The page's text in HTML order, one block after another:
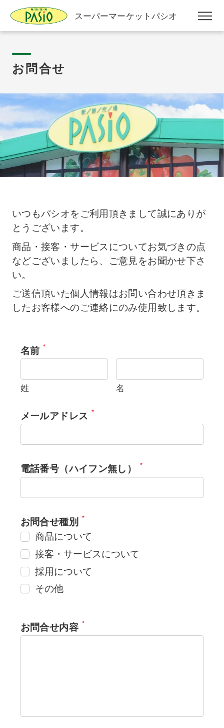
スーパーマーケットパシオ
お問合せ
いつもパシオをご利用頂きまして誠にありが
とうございます。
商品・接客・サービスについてお気づきの点
などございましたら、ご意見をお聞かせ下さ
い。
ご送信頂いた個人情報はお問い合わせ頂きま
したお客様へのご連絡にのみ使用致します。
名前 *
姓 名
メールアドレス *
電話番号（ハイフン無し） *
お問合せ種別 *
商品について
接客・サービスについて
採用について
その他
お問合せ内容 *